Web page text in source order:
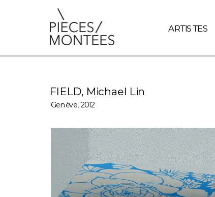
FIELD, Michael Lin
Genève, 2012
ARTISTES